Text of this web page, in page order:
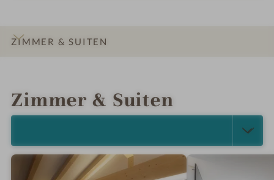
ZIMMER & SUITEN
Zimmer & Suiten